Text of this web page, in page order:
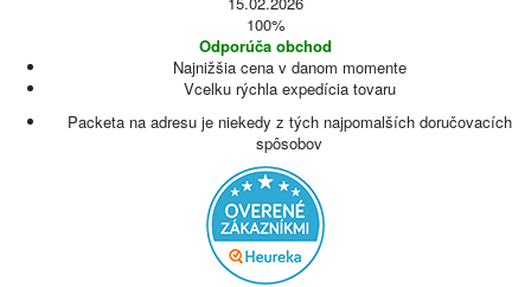
100%
Odporúča obchod
Najnižšia cena v danom momente
Vcelku rýchla expedícia tovaru
Packeta na adresu je niekedy z tých najpomalších doručovacích
spôsobov